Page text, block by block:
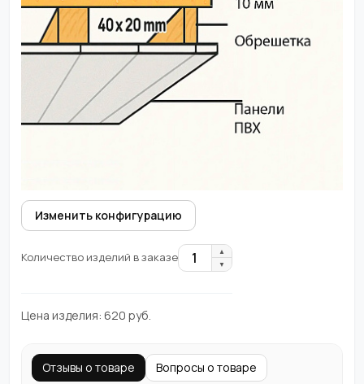
Изменить конфигурацию
Количество изделий в заказе 1
▲
▼
Цена изделия: 620 руб.
Отзывы о товаре Вопросы о товаре